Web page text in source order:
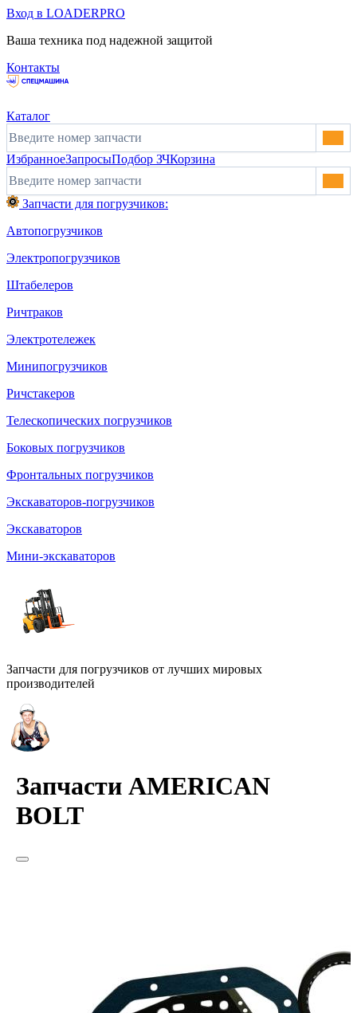
Вход в LOADERPRO
Ваша техника под надежной защитой
Контакты
Каталог
ИзбранноеЗапросыПодбор ЗЧКорзина
Запчасти для погрузчиков:
Автопогрузчиков
Электропогрузчиков
Штабелеров
Ричтраков
Электротележек
Минипогрузчиков
Ричстакеров
Телескопических погрузчиков
Боковых погрузчиков
Фронтальных погрузчиков
Экскаваторов-погрузчиков
Экскаваторов
Мини-экскаваторов
Запчасти для погрузчиков от лучших мировых
производителей
Запчасти AMERICAN
BOLT